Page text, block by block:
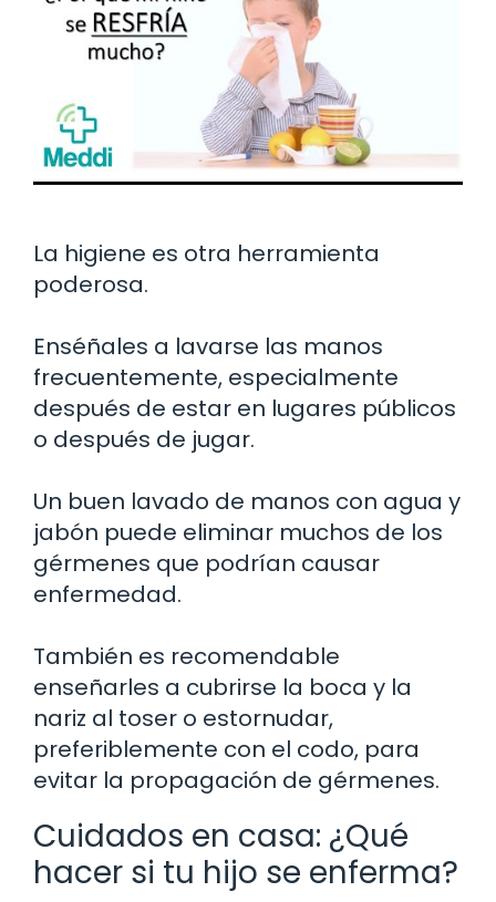
La higiene es otra herramienta
poderosa.
Enséñales a lavarse las manos
frecuentemente, especialmente
después de estar en lugares públicos
o después de jugar.
Un buen lavado de manos con agua y
jabón puede eliminar muchos de los
gérmenes que podrían causar
enfermedad.
También es recomendable
enseñarles a cubrirse la boca y la
nariz al toser o estornudar,
preferiblemente con el codo, para
evitar la propagación de gérmenes.
Cuidados en casa: ¿Qué
hacer si tu hijo se enferma?